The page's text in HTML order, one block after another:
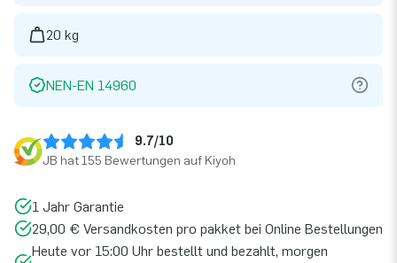
20 kg
NEN-EN 14960
9.7/10
JB hat 155 Bewertungen auf Kiyoh
1 Jahr Garantie
29,00 € Versandkosten pro pakket bei Online Bestellungen
Heute vor 15:00 Uhr bestellt und bezahlt, morgen